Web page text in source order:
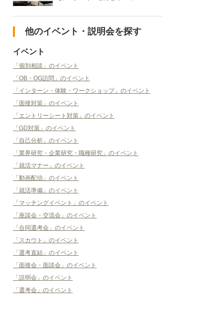
他のイベント・説明会を探す
イベント
「個別相談」のイベント
「OB・OG訪問」のイベント
「インターン・体験・ワークショップ」のイベント
「面接対策」のイベント
「エントリーシート対策」のイベント
「GD対策」のイベント
「自己分析」のイベント
「業界研究・企業研究・職種研究」のイベント
「就活マナー」のイベント
「動画配信」のイベント
「就活準備」のイベント
「マッチングイベント」のイベント
「座談会・交流会」のイベント
「合同選考会」のイベント
「スカウト」のイベント
「選考直結」のイベント
「面接会・面談会」のイベント
「説明会」のイベント
「選考会」のイベント